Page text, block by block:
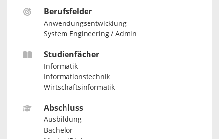
Berufsfelder
Anwendungsentwicklung
System Engineering / Admin
Studienfächer
Informatik
Informationstechnik
Wirtschaftsinformatik
Abschluss
Ausbildung
Bachelor